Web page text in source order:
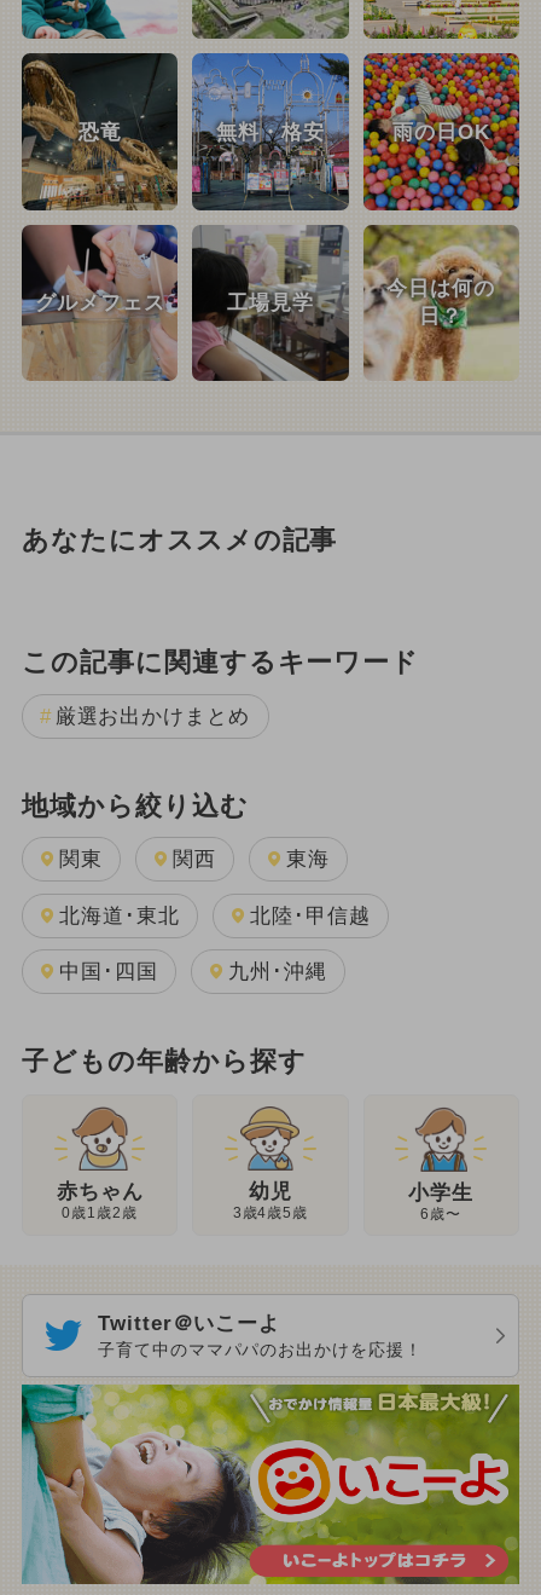
恐竜 無料・格安 雨の日OK
グルメフェス 工場見学
今日は何の
日？
あなたにオススメの記事
この記事に関連するキーワード
厳選お出かけまとめ
地域から絞り込む
関東 関西 東海
北海道･東北 北陸･甲信越
中国･四国 九州･沖縄
子どもの年齢から探す
赤ちゃん
0歳1歳2歳
幼児
3歳4歳5歳
小学生
6歳〜
Twitter＠いこーよ
子育て中のママパパのお出かけを応援！